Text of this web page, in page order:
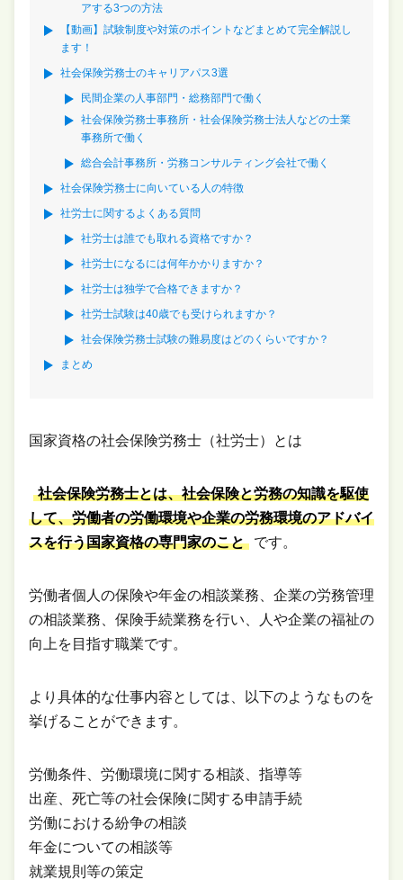
アする3つの方法
【動画】試験制度や対策のポイントなどまとめて完全解説し
ます！
社会保険労務士のキャリアパス3選
民間企業の人事部門・総務部門で働く
社会保険労務士事務所・社会保険労務士法人などの士業
事務所で働く
総合会計事務所・労務コンサルティング会社で働く
社会保険労務士に向いている人の特徴
社労士に関するよくある質問
社労士は誰でも取れる資格ですか？
社労士になるには何年かかりますか？
社労士は独学で合格できますか？
社労士試験は40歳でも受けられますか？
社会保険労務士試験の難易度はどのくらいですか？
まとめ
国家資格の社会保険労務士（社労士）とは
社会保険労務士とは、社会保険と労務の知識を駆使
して、労働者の労働環境や企業の労務環境のアドバイ
スを行う国家資格の専門家のこと
です。
労働者個人の保険や年金の相談業務、企業の労務管理
の相談業務、保険手続業務を行い、人や企業の福祉の
向上を目指す職業です。
より具体的な仕事内容としては、以下のようなものを
挙げることができます。
労働条件、労働環境に関する相談、指導等
出産、死亡等の社会保険に関する申請手続
労働における紛争の相談
年金についての相談等
就業規則等の策定